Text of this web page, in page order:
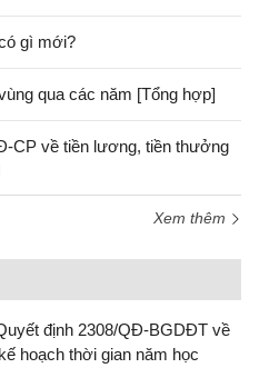
gì mới?
qua các năm [Tổng hợp]
CP về tiền lương, tiền thưởng
Xem thêm
định 2308/QĐ-BGDĐT về
hoạch thời gian năm học